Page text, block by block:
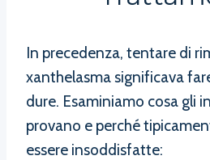
In precedenza, tentare di
xanthelasma significava
dure. Esaminiamo cosa gli
provano e perché
essere insoddisfatte: